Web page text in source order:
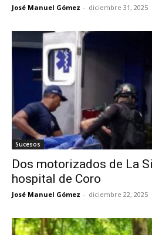
José Manuel Gómez - diciembre 31, 2025
Sucesos
Dos motorizados de La
hospital de Coro
José Manuel Gómez - diciembre 22, 2025